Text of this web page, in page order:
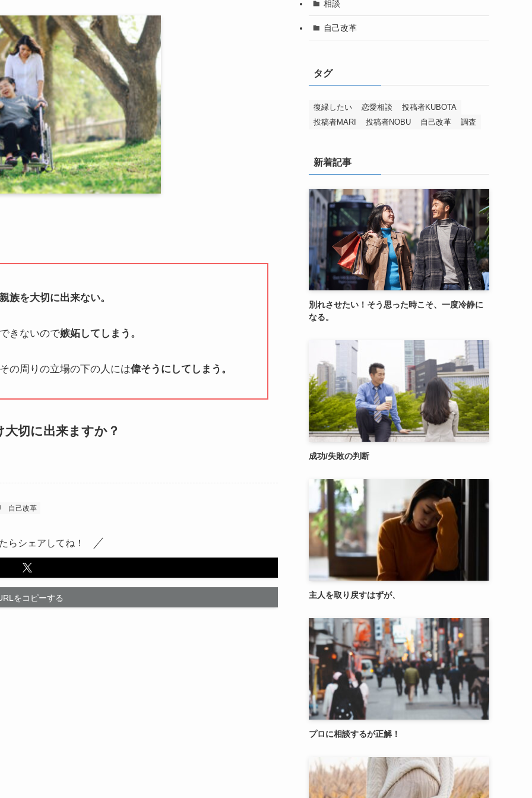
族を大切に出来ない。
きないので嫉妬してしまう。
の周りの立場の下の人には偉そうにしてしまう。
切に出来ますか？
自己改革
らシェアしてね！
をコピーする
相談
自己改革
タグ
復縁したい 恋愛相談
投稿者KUBOTA
投稿者MARI
投稿者NOBU 自己改革 調査
新着記事
別れさせたい！そう思った時こそ、一度冷静に
なる。
成功/失敗の判断
主人を取り戻すはずが、
プロに相談するが正解！